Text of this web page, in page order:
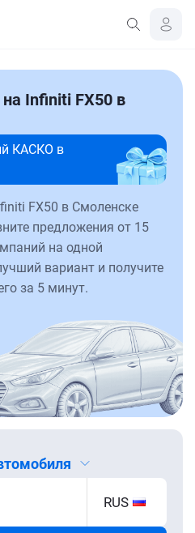
Infiniti FX50 в
КАСКО в
FX50 в Смоленске
предложения от 15
на одной
вариант и получите
за 5 минут.
RUS